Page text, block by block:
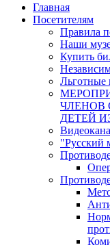
Главная
Посетителям
Правила
Наши
Купить
Льготные
ЧЛЕНОВ
ДЕТЕЙ
"Русский